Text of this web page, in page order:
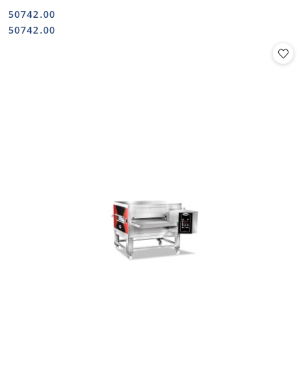
Cena:
50742.00
Cena:
50742.00